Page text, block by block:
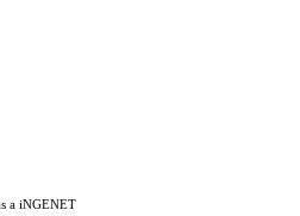
a iNGENET